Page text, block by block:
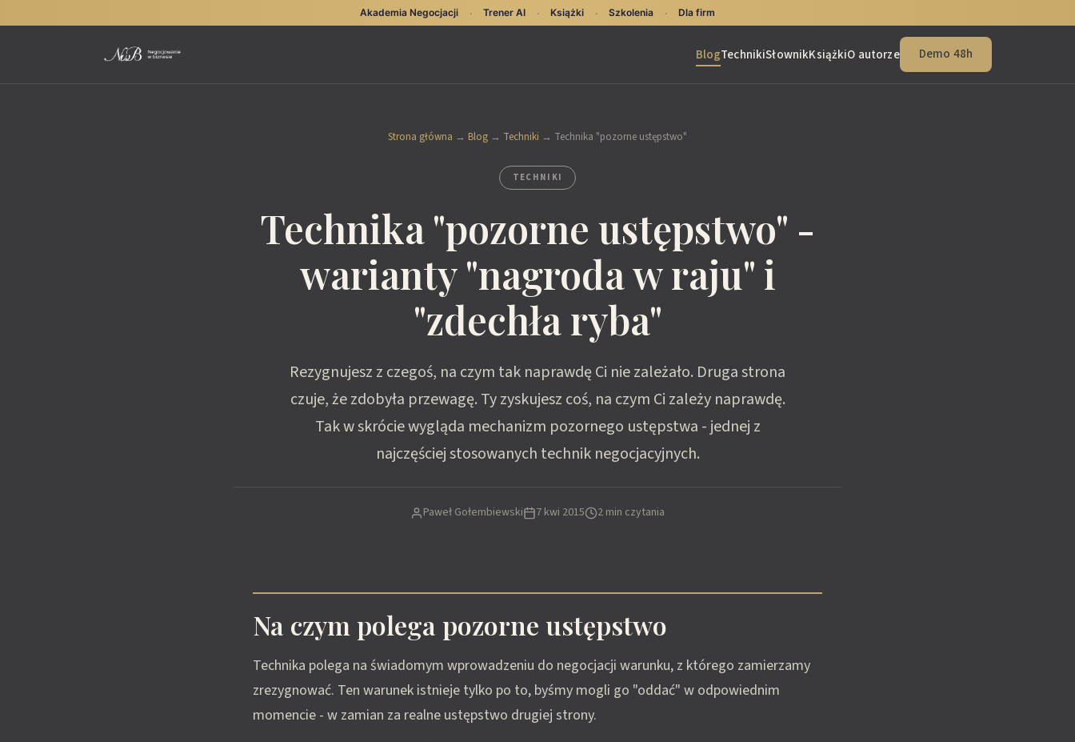
BlogTechnikiSłownikKsiążkiO autorze Demo 48h
Strona główna → Blog → Techniki → Technika "pozorne ustępstwo"
TECHNIKI
Technika "pozorne ustępstwo" -
warianty "nagroda w raju" i
"zdechła ryba"
Rezygnujesz z czegoś, na czym tak naprawdę Ci nie zależało. Druga strona
czuje, że zdobyła przewagę. Ty zyskujesz coś, na czym Ci zależy naprawdę.
Tak w skrócie wygląda mechanizm pozornego ustępstwa - jednej z
najczęściej stosowanych technik negocjacyjnych.
Paweł Gołembiewski 7 kwi 2015 2 min czytania
Na czym polega pozorne ustępstwo
Technika polega na świadomym wprowadzeniu do negocjacji warunku, z którego zamierzamy
zrezygnować. Ten warunek istnieje tylko po to, byśmy mogli go "oddać" w odpowiednim
momencie - w zamian za realne ustępstwo drugiej strony.
Akademia Negocjacji · Trener AI · Książki · Szkolenia · Dla firm